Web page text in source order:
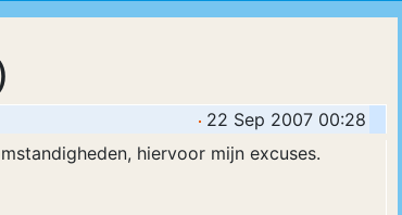
22 Sep 2007 00:28
hiervoor mijn excuses.